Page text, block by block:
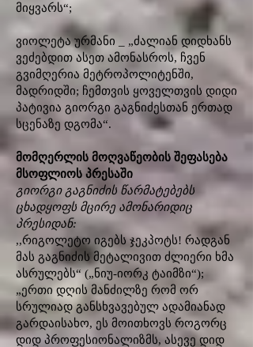
მიყვარს“;
ვიოლეტა ურმანი _ „ძალიან დიდხანს
ვეძებდით ასეთ ამონასროს, ჩვენ
გვიმღერია მეტროპოლიტენში,
მადრიდში; ჩემთვის ყოველთვის დიდი
პატივია გიორგი გაგნიძესთან ერთად
სცენაზე დგომა“.
მომღერლის მოღვაწეობის შეფასება
მსოფლიოს პრესაში
გიორგი გაგნიძის წარმატებებს
ცხადყოფს მცირე ამონარიდიც
პრესიდან:
,,რიგოლეტო იგებს ჯეკპოტს! რადგან
მას გაგნიძის მეტალივით ძლიერი ხმა
ასრულებს“ („ნიუ-იორკ ტაიმზი“);
„ერთი დღის მანძილზე რომ ორ
სრულიად განსხვავებულ ადამიანად
გარდაისახო, ეს მოითხოვს როგორც
დიდ პროფესიონალიზმს, ასევე დიდ